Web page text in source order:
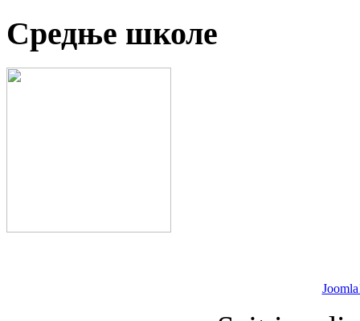
Средње школе